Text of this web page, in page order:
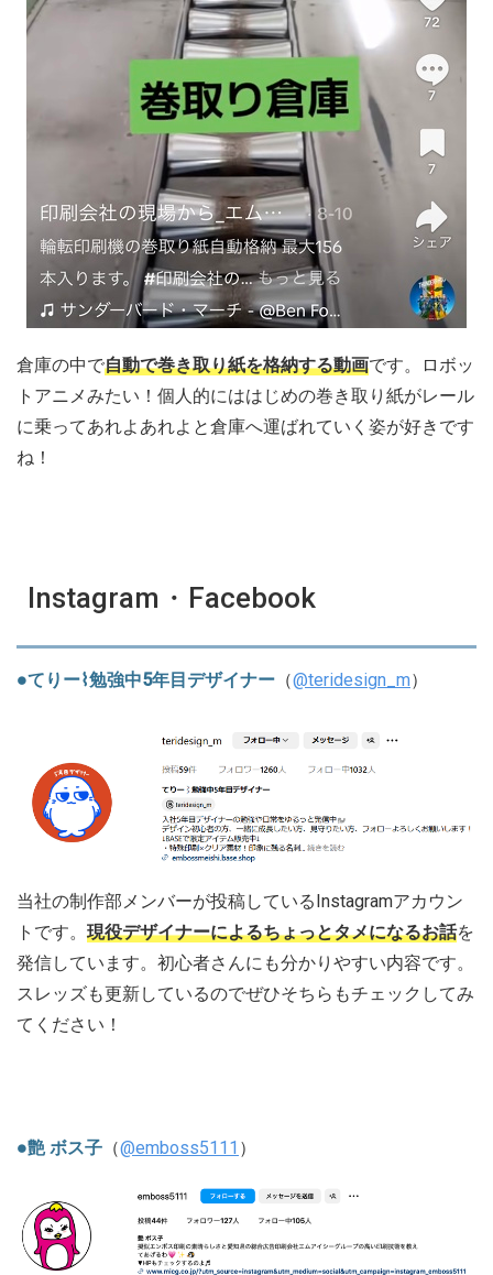
倉庫の中で自動で巻き取り紙を格納する動画です。ロボッ
トアニメみたい！個人的にははじめの巻き取り紙がレール
に乗ってあれよあれよと倉庫へ運ばれていく姿が好きです
ね！
Instagram・Facebook
●てりー⌇勉強中5年目デザイナー （@teridesign_m）
当社の制作部メンバーが投稿しているInstagramアカウン
トです。 現役デザイナーによるちょっとタメになるお話を
発信しています。初心者さんにも分かりやすい内容です。
スレッズも更新しているのでぜひそちらもチェックしてみ
てください！
●艶 ボス子 （@emboss5111 ）